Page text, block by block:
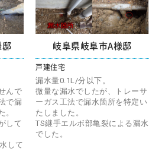
邸
んで
で漏
。
して
して
岐阜県岐阜市A様邸
戸建住宅
漏水量0.1L/分以下。
微量な漏水でしたが、トレーサ
ーガス工法で漏水箇所を特定い
たしました。
TS継手エルボ部亀裂による漏水
でした。